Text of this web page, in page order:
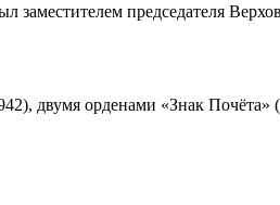
председателя
двумя орденами «Знак Почёта»